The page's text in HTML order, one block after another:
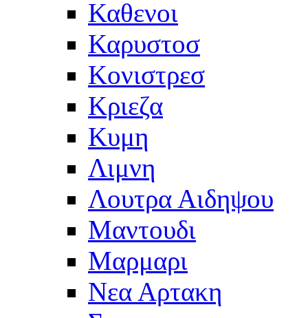
Καθενοι
Καρυστοσ
Κονιστρεσ
Κριεζα
Κυμη
Λιμνη
Λουτρα Αιδηψου
Μαντουδι
Μαρμαρι
Νεα Αρτακη